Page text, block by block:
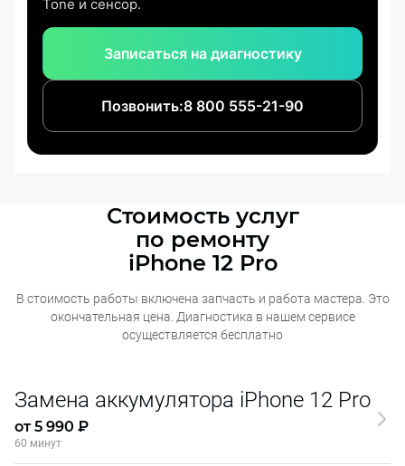
Tone и сенсор.
Записаться на диагностику
Позвонить:8 800 555-21-90
Стоимость услуг
по ремонту
iPhone 12 Pro
В стоимость работы включена запчасть и работа мастера. Это
окончательная цена. Диагностика в нашем сервисе
осуществляется бесплатно
Замена аккумулятора iPhone 12 Pro
от 5 990 ₽
60 минут